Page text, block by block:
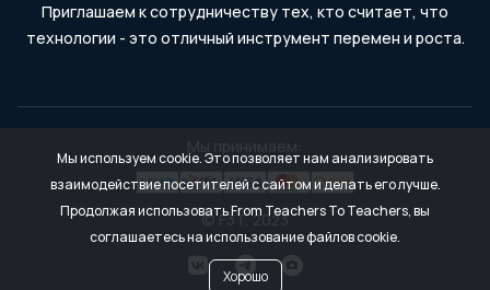
Приглашаем к сотрудничеству тех, кто считает, что
технологии - это отличный инструмент перемен и роста.
Мы принимаем:
© F3T, 2023
Мы используем cookie. Это позволяет нам анализировать
взаимодействие посетителей с сайтом и делать его лучше.
Продолжая использовать From Teachers To Teachers, вы
соглашаетесь на использование файлов cookie.
Хорошо